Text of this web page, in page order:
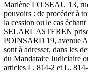
Marlène LOISEAU 13,
pouvoirs : de procéder à
la cession ou le cas
SELARL ASTEREN
POINSARD 19, avenue
sont à adresser, dans les
du Mandataire Judiciaire
articles L. 814-2 et L.